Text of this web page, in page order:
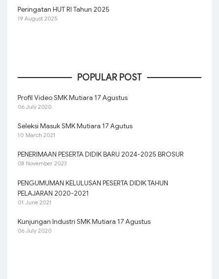
Peringatan HUT RI Tahun 2025
19 August 2025
POPULAR POST
Profil Video SMK Mutiara 17 Agustus
06 July 2020
Seleksi Masuk SMK Mutiara 17 Agutus
10 March 2021
PENERIMAAN PESERTA DIDIK BARU 2024-2025 BROSUR
08 November 2023
PENGUMUMAN KELULUSAN PESERTA DIDIK TAHUN
PELAJARAN 2020-2021
01 June 2021
Kunjungan Industri SMK Mutiara 17 Agustus
06 July 2020